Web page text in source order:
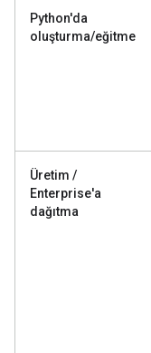
Python'da
oluşturma/eğitme
Üretim /
Enterprise'a
dağıtma